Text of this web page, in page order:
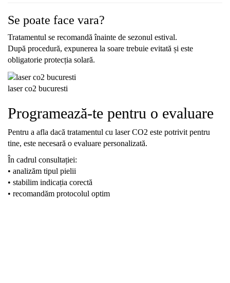
Se poate face vara?
Tratamentul se recomandă înainte de sezonul estival.
După procedură, expunerea la soare trebuie evitată și este
obligatorie protecția solară.
laser co2 bucuresti
Programează-te pentru o evaluare
Pentru a afla dacă tratamentul cu laser CO2 este potrivit pentru
tine, este necesară o evaluare personalizată.
În cadrul consultației:
• analizăm tipul pielii
• stabilim indicația corectă
• recomandăm protocolul optim